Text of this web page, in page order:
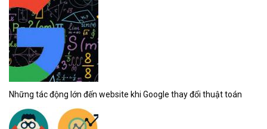
Những tác động lớn đến website khi Google thay đổi thuật toán